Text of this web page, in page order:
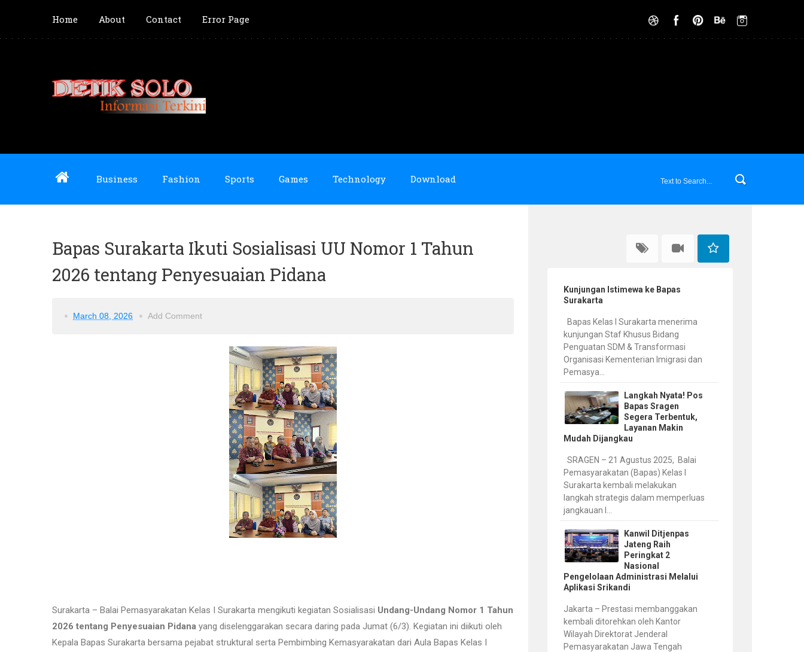
Home About Contact Error Page
Business Fashion Sports Games Technology Download
Bapas Surakarta Ikuti Sosialisasi UU Nomor 1 Tahun
2026 tentang Penyesuaian Pidana
March 08, 2026 Add Comment
Surakarta – Balai Pemasyarakatan Kelas I Surakarta mengikuti kegiatan Sosialisasi Undang-Undang Nomor 1 Tahun
2026 tentang Penyesuaian Pidana yang diselenggarakan secara daring pada Jumat (6/3). Kegiatan ini diikuti oleh
Kepala Bapas Surakarta bersama pejabat struktural serta Pembimbing Kemasyarakatan dari Aula Bapas Kelas I
Kunjungan Istimewa ke Bapas
Surakarta
Bapas Kelas I Surakarta menerima
kunjungan Staf Khusus Bidang
Penguatan SDM & Transformasi
Organisasi Kementerian Imigrasi dan
Pemasya...
Langkah Nyata! Pos
Bapas Sragen
Segera Terbentuk,
Layanan Makin
Mudah Dijangkau
SRAGEN – 21 Agustus 2025, Balai
Pemasyarakatan (Bapas) Kelas I
Surakarta kembali melakukan
langkah strategis dalam memperluas
jangkauan l...
Kanwil Ditjenpas
Jateng Raih
Peringkat 2
Nasional
Pengelolaan Administrasi Melalui
Aplikasi Srikandi
Jakarta – Prestasi membanggakan
kembali ditorehkan oleh Kantor
Wilayah Direktorat Jenderal
Pemasyarakatan Jawa Tengah